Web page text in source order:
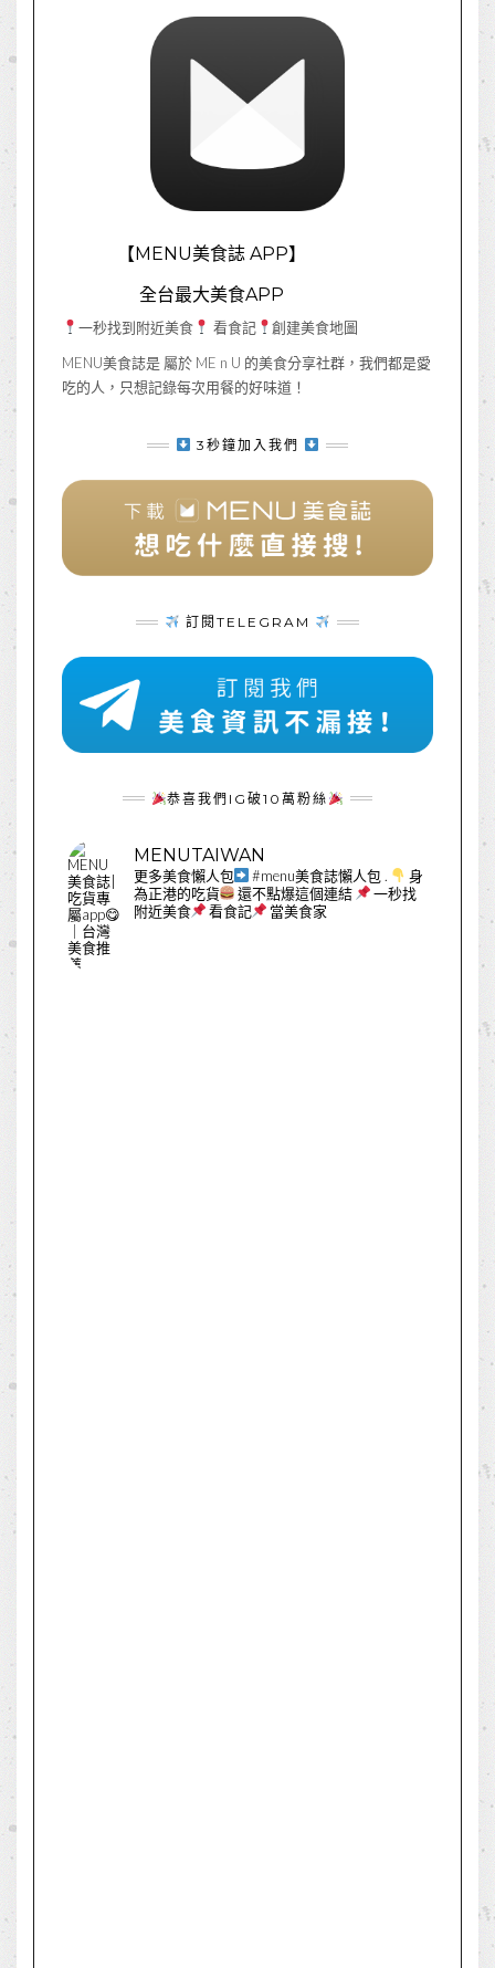
【MENU美食誌 APP】
全台最大美食APP
一秒找到附近美食 看食記
創建美食地圖
MENU美食誌是 屬於 ME n U 的美食分享社群，我們都是愛
吃的人，只想記錄每次用餐的好味道！
3秒鐘加入我們
訂閱TELEGRAM
恭喜我們IG破10萬粉絲
MENUTAIWAN
更多美食懶人包 #menu美食誌懶人包 .
身
為正港的吃貨
還不點爆這個連結
一秒找
附近美食
看食記 當美食家